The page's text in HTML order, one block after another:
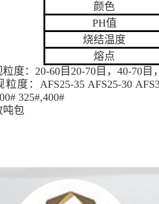
颜色
PH值
烧结温度
熔点
度： 20-60目20-70目，40-70目
度： AFS25-35 AFS25-30
325#,400#
吨包